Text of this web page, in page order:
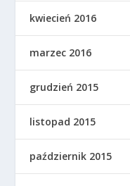
kwiecień 2016
marzec 2016
grudzień 2015
listopad 2015
październik 2015